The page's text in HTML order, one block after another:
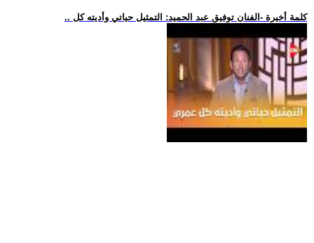
.. كلمة أخيرة -الفنان توفيق عبد الحميد: التمثيل حياتي وأديته كل